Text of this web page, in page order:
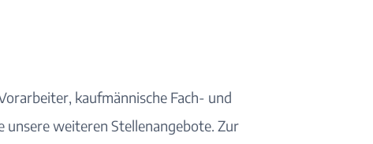
kaufmännische Fach- und
unsere weiteren Stellenangebote. Zur